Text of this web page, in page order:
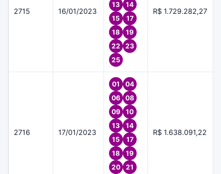
2715 16/01/2023
13
14
15
17
18
19
22
23
25
R$ 1.729.282,27
2716 17/01/2023
01
04
06
08
09
10
13
14
15
17
18
19
20
21
R$ 1.638.091,22